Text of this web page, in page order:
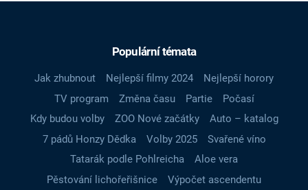
Populární témata
Jak zhubnout Nejlepší filmy 2024
Nejlepší horory
TV program
Změna času Partie
Počasí
Kdy budou volby
ZOO Nové začátky
Auto – katalog
7 pádů Honzy Dědka
Volby 2025
Svařené víno
Tatarák podle Pohlreicha
Aloe vera
Pěstování lichořeřišnice
Výpočet ascendentu